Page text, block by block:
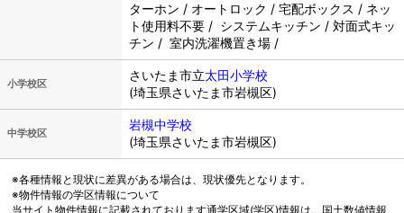
ターホン / オートロック / 宅配ボックス / ネッ
ト使用料不要 / システムキッチン / 対面式キッ
チン / 室内洗濯機置き場 /
小学校区
さいたま市立太田小学校
(埼玉県さいたま市岩槻区)
中学校区
岩槻中学校
(埼玉県さいたま市岩槻区)
※各種情報と現状に差異がある場合は、現状優先となります。
※物件情報の学区情報について
当サイト物件情報に記載されております通学区域(学区)情報は、国土数値情報